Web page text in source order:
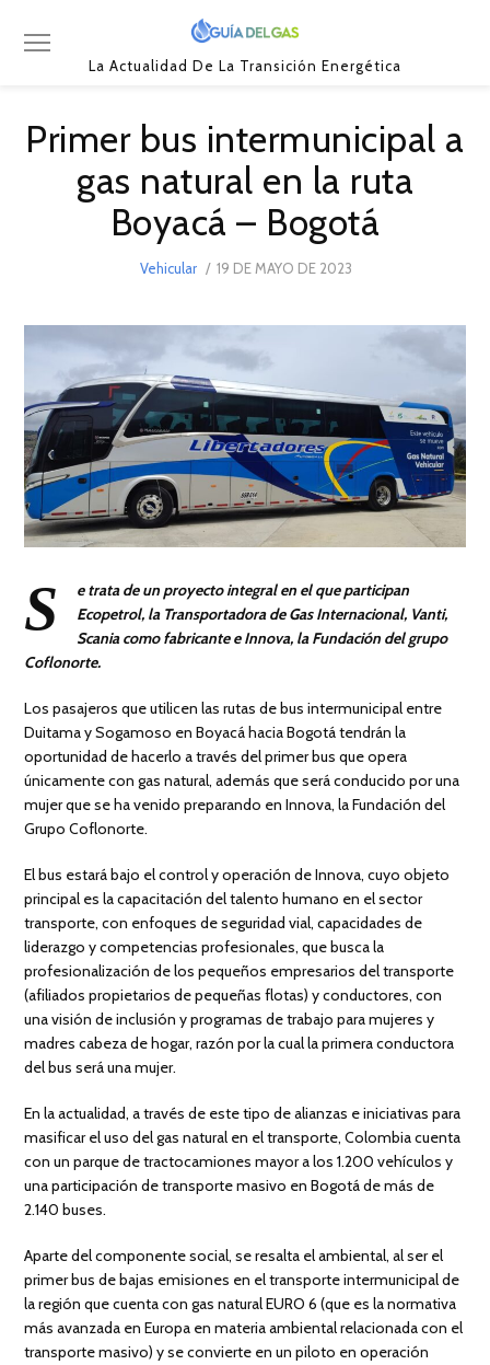
La Actualidad De La Transición Energética
Primer bus intermunicipal a
gas natural en la ruta
Boyacá – Bogotá
Vehicular
POSTED
19 DE MAYO DE 2023
S
e trata de un proyecto integral en el que participan
Ecopetrol, la Transportadora de Gas Internacional, Vanti,
Scania como fabricante e Innova, la Fundación del grupo
Coflonorte.
Los pasajeros que utilicen las rutas de bus intermunicipal entre
Duitama y Sogamoso en Boyacá hacia Bogotá tendrán la
oportunidad de hacerlo a través del primer bus que opera
únicamente con gas natural, además que será conducido por una
mujer que se ha venido preparando en Innova, la Fundación del
Grupo Coflonorte.
El bus estará bajo el control y operación de Innova, cuyo objeto
principal es la capacitación del talento humano en el sector
transporte, con enfoques de seguridad vial, capacidades de
liderazgo y competencias profesionales, que busca la
profesionalización de los pequeños empresarios del transporte
(afiliados propietarios de pequeñas flotas) y conductores, con
una visión de inclusión y programas de trabajo para mujeres y
madres cabeza de hogar, razón por la cual la primera conductora
del bus será una mujer.
En la actualidad, a través de este tipo de alianzas e iniciativas para
masificar el uso del gas natural en el transporte, Colombia cuenta
con un parque de tractocamiones mayor a los 1.200 vehículos y
una participación de transporte masivo en Bogotá de más de
2.140 buses.
Aparte del componente social, se resalta el ambiental, al ser el
primer bus de bajas emisiones en el transporte intermunicipal de
la región que cuenta con gas natural EURO 6 (que es la normativa
más avanzada en Europa en materia ambiental relacionada con el
transporte masivo) y se convierte en un piloto en operación